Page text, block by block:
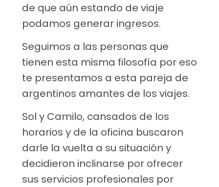
de que aún estando de viaje
podamos generar ingresos.
Seguimos a las personas que
tienen esta misma filosofía por eso
te presentamos a esta pareja de
argentinos amantes de los viajes.
Sol y Camilo, cansados de los
horarios y de la oficina buscaron
darle la vuelta a su situación y
decidieron inclinarse por ofrecer
sus servicios profesionales por